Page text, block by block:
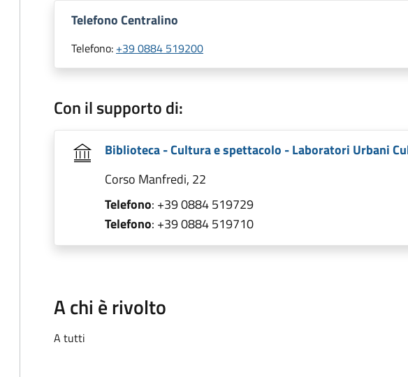
Telefono Centralino
Telefono: +39 0884 519200
Con il supporto di:
Biblioteca - Cultura e spettacolo - Laboratori Urbani
Corso Manfredi, 22
Telefono: +39 0884 519729
Telefono: +39 0884 519710
A chi è rivolto
A tutti